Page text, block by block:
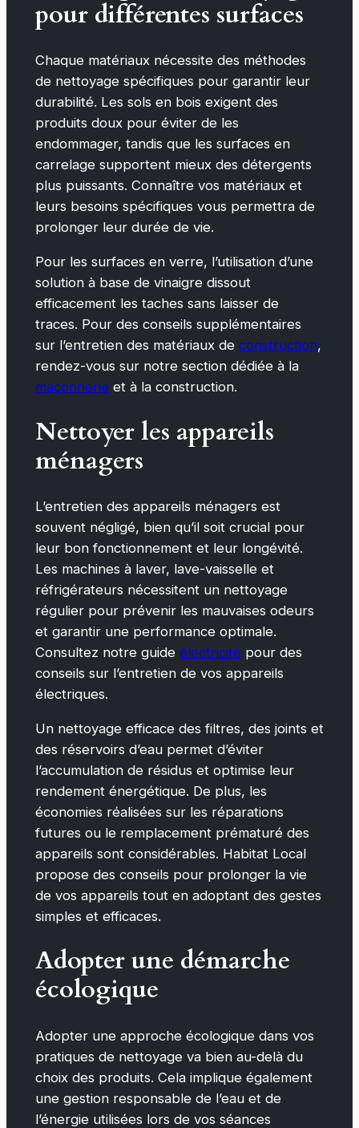
pour différentes surfaces
Chaque matériaux nécessite des méthodes
de nettoyage spécifiques pour garantir leur
durabilité. Les sols en bois exigent des
produits doux pour éviter de les
endommager, tandis que les surfaces en
carrelage supportent mieux des détergents
plus puissants. Connaître vos matériaux et
leurs besoins spécifiques vous permettra de
prolonger leur durée de vie.
Pour les surfaces en verre, l’utilisation d’une
solution à base de vinaigre dissout
efficacement les taches sans laisser de
traces. Pour des conseils supplémentaires
sur l’entretien des matériaux de construction,
rendez-vous sur notre section dédiée à la
maçonnerie et à la construction.
Nettoyer les appareils
ménagers
L’entretien des appareils ménagers est
souvent négligé, bien qu’il soit crucial pour
leur bon fonctionnement et leur longévité.
Les machines à laver, lave-vaisselle et
réfrigérateurs nécessitent un nettoyage
régulier pour prévenir les mauvaises odeurs
et garantir une performance optimale.
Consultez notre guide électricité pour des
conseils sur l’entretien de vos appareils
électriques.
Un nettoyage efficace des filtres, des joints et
des réservoirs d’eau permet d’éviter
l’accumulation de résidus et optimise leur
rendement énergétique. De plus, les
économies réalisées sur les réparations
futures ou le remplacement prématuré des
appareils sont considérables. Habitat Local
propose des conseils pour prolonger la vie
de vos appareils tout en adoptant des gestes
simples et efficaces.
Adopter une démarche
écologique
Adopter une approche écologique dans vos
pratiques de nettoyage va bien au-delà du
choix des produits. Cela implique également
une gestion responsable de l’eau et de
l’énergie utilisées lors de vos séances